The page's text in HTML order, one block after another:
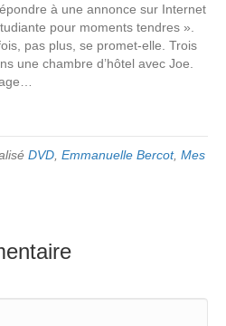
à une annonce sur Internet
pour moments tendres ».
pas plus, se promet-elle. Trois
une chambre d’hôtel avec Joe.
DVD Emmanuelle Bercot, Mes